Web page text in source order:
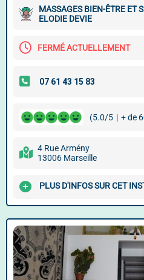
MASSAGES BIEN-ÊTRE ET
ELODIE DEVIE
FERMÉ ACTUELLEMENT
(5.0/5 | + de
4 Rue Armény
13006 Marseille
PLUS D'INFOS SUR CET